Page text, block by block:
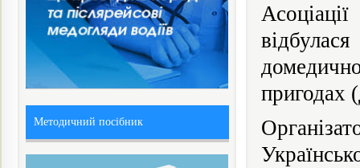
пригодах
Методичний посібник